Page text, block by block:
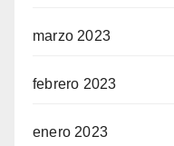
marzo 2023
febrero 2023
enero 2023